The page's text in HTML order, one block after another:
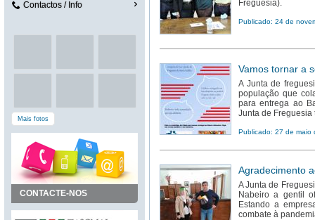
Contactos / Info
Mais fotos
CONTACTE-NOS
Freguesia).
Publicado: 24 de
Vamos tornar a
A Junta de
população que
para entrega ao
Junta de Freguesia
Publicado: 27 de maio
Agradecimento
A Junta de
Nabeiro a gentil
Estando a
combate à